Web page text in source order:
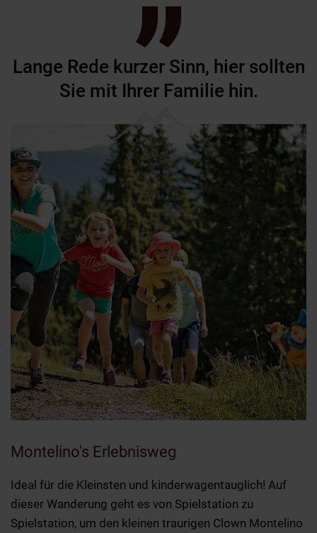
Lange Rede kurzer Sinn, hier sollten
Sie mit Ihrer Familie hin.
Montelino's Erlebnisweg
Ideal für die Kleinsten und kinderwagentauglich! Auf
dieser Wanderung geht es von Spielstation zu
Spielstation, um den kleinen traurigen Clown Montelino